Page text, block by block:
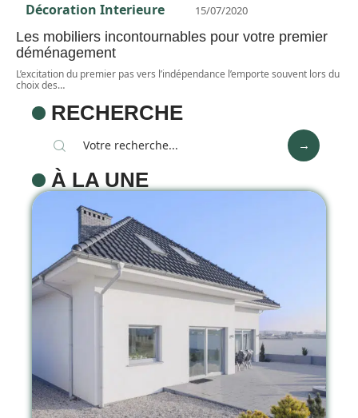
Décoration Interieure 15/07/2020
Les mobiliers incontournables pour votre premier
déménagement
L’excitation du premier pas vers l’indépendance l’emporte souvent lors du
choix des…
RECHERCHE
À LA UNE